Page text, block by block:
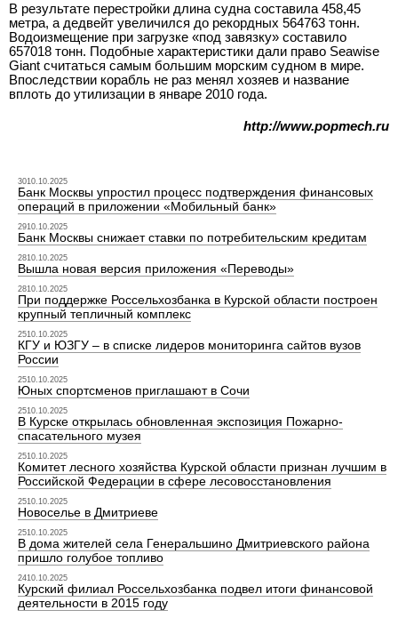
В результате перестройки длина судна составила 458,45
метра, а дедвейт увеличился до рекордных 564763 тонн.
Водоизмещение при загрузке «под завязку» составило
657018 тонн. Подобные характеристики дали право Seawise
Giant считаться самым большим морским судном в мире.
Впоследствии корабль не раз менял хозяев и название
вплоть до утилизации в январе 2010 года.
http://www.popmech.ru
3010.10.2025
Банк Москвы упростил процесс подтверждения финансовых
операций в приложении «Мобильный банк»
2910.10.2025
Банк Москвы снижает ставки по потребительским кредитам
2810.10.2025
Вышла новая версия приложения «Переводы»
2810.10.2025
При поддержке Россельхозбанка в Курской области построен
крупный тепличный комплекс
2510.10.2025
КГУ и ЮЗГУ – в списке лидеров мониторинга сайтов вузов
России
2510.10.2025
Юных спортсменов приглашают в Сочи
2510.10.2025
В Курске открылась обновленная экспозиция Пожарно-
спасательного музея
2510.10.2025
Комитет лесного хозяйства Курской области признан лучшим в
Российской Федерации в сфере лесовосстановления
2510.10.2025
Новоселье в Дмитриеве
2510.10.2025
В дома жителей села Генеральшино Дмитриевского района
пришло голубое топливо
2410.10.2025
Курский филиал Россельхозбанка подвел итоги финансовой
деятельности в 2015 году